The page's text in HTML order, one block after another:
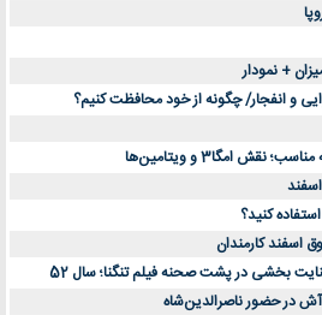
+ نمودار
امگا3 و ویتامین‌ها
کنید؟
اسفند کارمندان
بخشی در پشت صحنه فیلم تنگنا؛ سال 52
در حضور ناصرالدین‌شاه